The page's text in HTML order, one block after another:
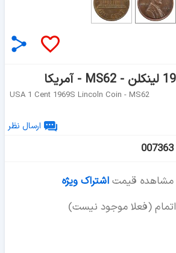
USA 1 Cent 1969S Lincoln Coin - MS62
ارسال نظر
007363
مشاهده قیمت اشتراک ویژه
اتمام (فعلا موجود نیست)